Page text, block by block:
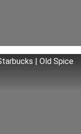
| Old Spice